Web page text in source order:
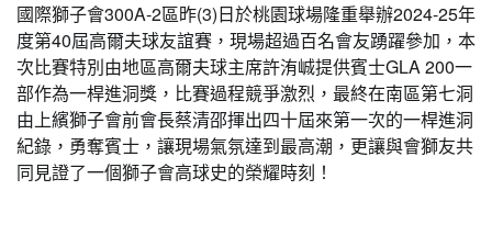
國際獅子會300A-2區昨(3)日於桃園球場隆重舉辦2024-25年
度第40屆高爾夫球友誼賽，現場超過百名會友踴躍參加，本
次比賽特別由地區高爾夫球主席許洧峸提供賓士GLA 200一
部作為一桿進洞獎，比賽過程競爭激烈，最終在南區第七洞
由上繽獅子會前會長蔡清邵揮出四十屆來第一次的一桿進洞
紀錄，勇奪賓士，讓現場氣氛達到最高潮，更讓與會獅友共
同見證了一個獅子會高球史的榮耀時刻！